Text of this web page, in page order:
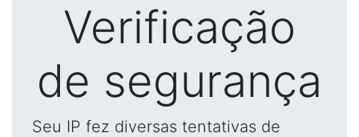
Verificação
de segurança
Seu IP fez diversas tentativas de